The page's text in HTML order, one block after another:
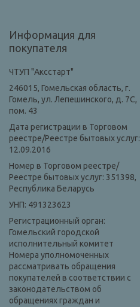
Информация для
покупателя
ЧТУП "Аксстарт"
246015, Гомельская область, г.
Гомель, ул. Лепешинского, д. 7С,
пом. 43
Дата регистрации в Торговом
реестре/Реестре бытовых услуг:
12.09.2016
Номер в Торговом реестре/
Реестре бытовых услуг: 351398,
Республика Беларусь
УНП: 491323623
Регистрационный орган:
Гомельский городской
исполнительный комитет
Номера уполномоченных
рассматривать обращения
покупателей в соответствии с
законодательством об
обращениях граждан и